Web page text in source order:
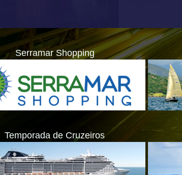
Serramar Shopping
Temporada de Cruzeiros